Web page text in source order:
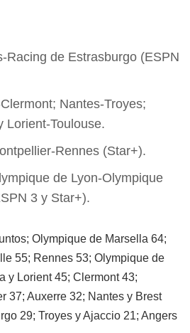
Racing de Estrasburgo (ESPN
Nantes-Troyes;
Lorient-Toulouse.
Rennes (Star+).
de Lyon-Olympique
3 y Star+).
Olympique de Marsella 64;
55; Rennes 53; Olympique de
y Lorient 45; Clermont 43;
37; Auxerre 32; Nantes y Brest
29; Troyes y Ajaccio 21; Angers